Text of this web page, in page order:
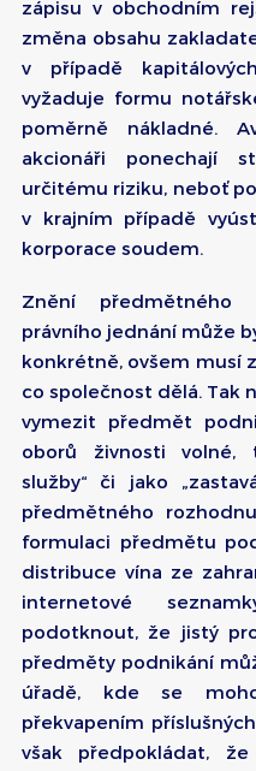
zápisu v obchodním
změna obsahu
v případě
vyžaduje formu
poměrně nákladné.
akcionáři ponechají
určitému riziku, neboť
v krajním případě
korporace soudem.
Znění předmětného
právního jednání může
konkrétně, ovšem musí
co společnost dělá. Tak
vymezit předmět
oborů živnosti volné,
služby“ či jako
předmětného
formulaci předmětu
distribuce vína ze
internetové
podotknout, že jistý
předměty podnikání
úřadě, kde se
překvapením
však předpokládat,